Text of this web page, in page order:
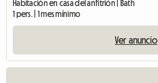
Habitación en casa del anfitrión | Bath
1 pers. | 1 mes mínimo
Ver anuncio